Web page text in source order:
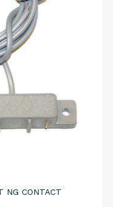
NG CONTACT